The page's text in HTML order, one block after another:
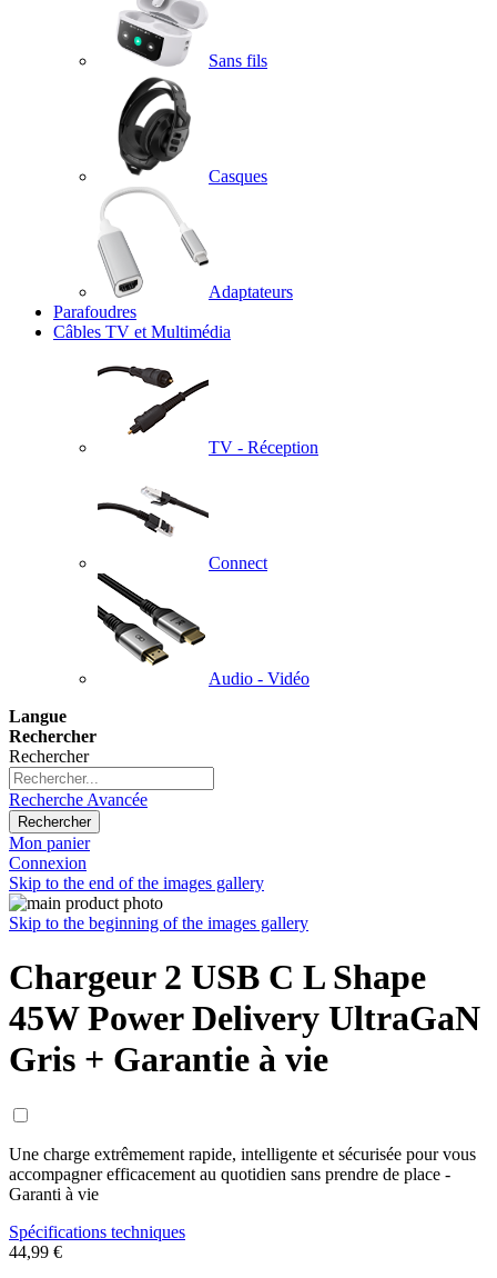
Sans fils
Casques
Adaptateurs
Parafoudres
Câbles TV et Multimédia
TV - Réception
Connect
Audio - Vidéo
Langue
Rechercher
Rechercher
Recherche Avancée
Rechercher
Mon panier
Connexion
Skip to the end of the images gallery
Skip to the beginning of the images gallery
Chargeur 2 USB C L Shape
45W Power Delivery UltraGaN
Gris + Garantie à vie
Une charge extrêmement rapide, intelligente et sécurisée pour vous
accompagner efficacement au quotidien sans prendre de place -
Garanti à vie
Spécifications techniques
44,99 €